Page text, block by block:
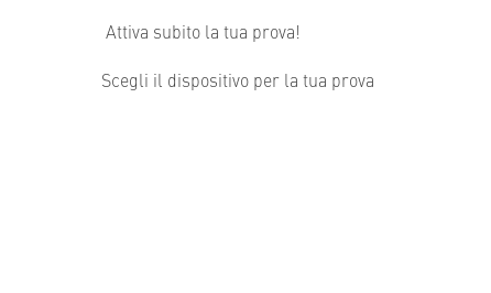
Attiva subito la tua prova!
Scegli il dispositivo per la tua prova